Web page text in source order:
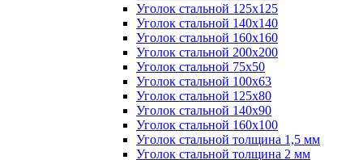
Уголок стальной 125х125
Уголок стальной 140х140
Уголок стальной 160х160
Уголок стальной 200х200
Уголок стальной 75х50
Уголок стальной 100х63
Уголок стальной 125х80
Уголок стальной 140х90
Уголок стальной 160х100
Уголок стальной толщина 1,5 мм
Уголок стальной толщина 2 мм